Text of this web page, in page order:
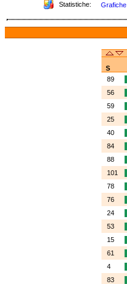
Statistiche: Grafiche
S
89
56
59
25
40
84
88
101
78
76
24
53
15
61
4
83